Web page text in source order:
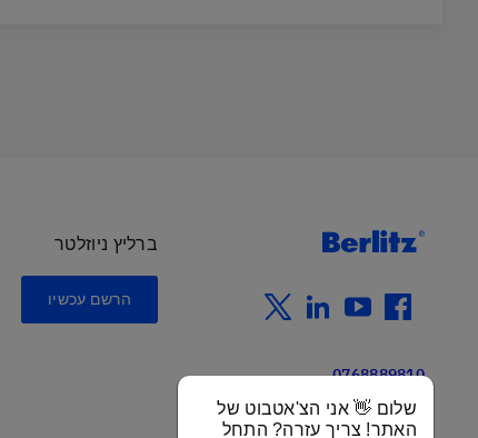
facebook
youtube
linkedin
twitter
0768889810
Israel
ברליץ ניוזלטר
הרשם עכשיו
שלום 👋 אני הצ'אטבוט של
האתר! צריך עזרה? התחל